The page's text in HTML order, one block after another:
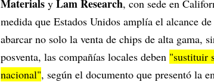
Materials y Lam Research, con sede en
medida que Estados Unidos amplía el alcance
abarcar no solo la venta de chips de alta gama,
posventa, las compañías locales deben "sustituir
nacional", según el documento que presentó la